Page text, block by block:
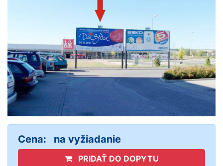
Cena: na vyžiadanie
PRIDAŤ DO DOPYTU